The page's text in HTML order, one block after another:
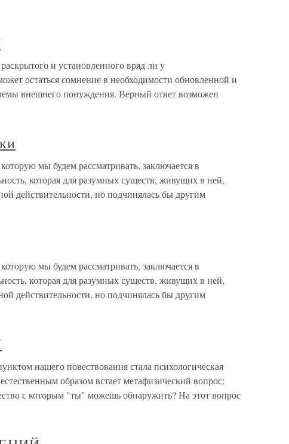
и установленного вряд ли у
остаться сомнение в необходимости обновленной и
внешнего понуждения. Верный ответ возможен
мы будем рассматривать, заключается в
которая для разумных существ, живущих в ней,
действительности, но подчинялась бы другим
мы будем рассматривать, заключается в
которая для разумных существ, живущих в ней,
действительности, но подчинялась бы другим
нашего повествования стала психологическая
образом встает метафизический вопрос:
с которым "ты" можешь обнаружить? На этот вопрос